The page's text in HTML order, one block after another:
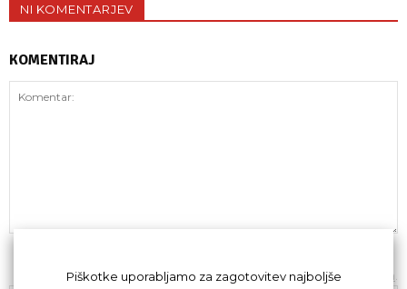
NI KOMENTARJEV
KOMENTIRAJ
Z oddajo komentarja se strinjaš skodeksom komentiranja
Piškotke uporabljamo za zagotovitev najboljše